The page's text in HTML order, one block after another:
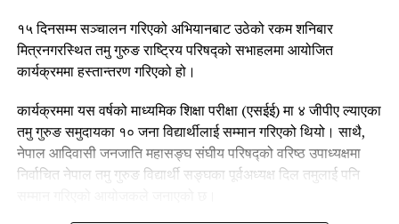
१५ दिनसम्म सञ्चालन गरिएको अभियानबाट उठेको रकम शनिबार
मित्रनगरस्थित तमु गुरुङ राष्ट्रिय परिषद्को सभाहलमा आयोजित
कार्यक्रममा हस्तान्तरण गरिएको हो।
कार्यक्रममा यस वर्षको माध्यमिक शिक्षा परीक्षा (एसईई) मा ४ जीपीए ल्याएका
तमु गुरुङ समुदायका १० जना विद्यार्थीलाई सम्मान गरिएको थियो। साथै,
नेपाल आदिवासी जनजाति महासङ्घ संघीय परिषद्को वरिष्ठ उपाध्यक्षमा
निर्वाचित नेपाल तमु गुरुङ विद्यार्थी सङ्घका पूर्वअध्यक्ष दिल तमुलाई पनि